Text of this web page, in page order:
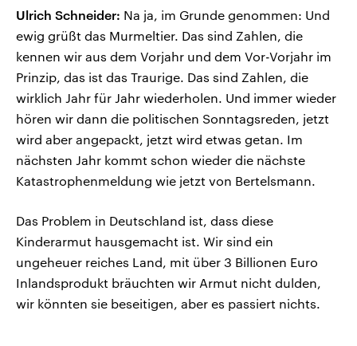
Ulrich Schneider: Na ja, im Grunde genommen: Und
ewig grüßt das Murmeltier. Das sind Zahlen, die
kennen wir aus dem Vorjahr und dem Vor-Vorjahr im
Prinzip, das ist das Traurige. Das sind Zahlen, die
wirklich Jahr für Jahr wiederholen. Und immer wieder
hören wir dann die politischen Sonntagsreden, jetzt
wird aber angepackt, jetzt wird etwas getan. Im
nächsten Jahr kommt schon wieder die nächste
Katastrophenmeldung wie jetzt von Bertelsmann.
Das Problem in Deutschland ist, dass diese
Kinderarmut hausgemacht ist. Wir sind ein
ungeheuer reiches Land, mit über 3 Billionen Euro
Inlandsprodukt bräuchten wir Armut nicht dulden,
wir könnten sie beseitigen, aber es passiert nichts.